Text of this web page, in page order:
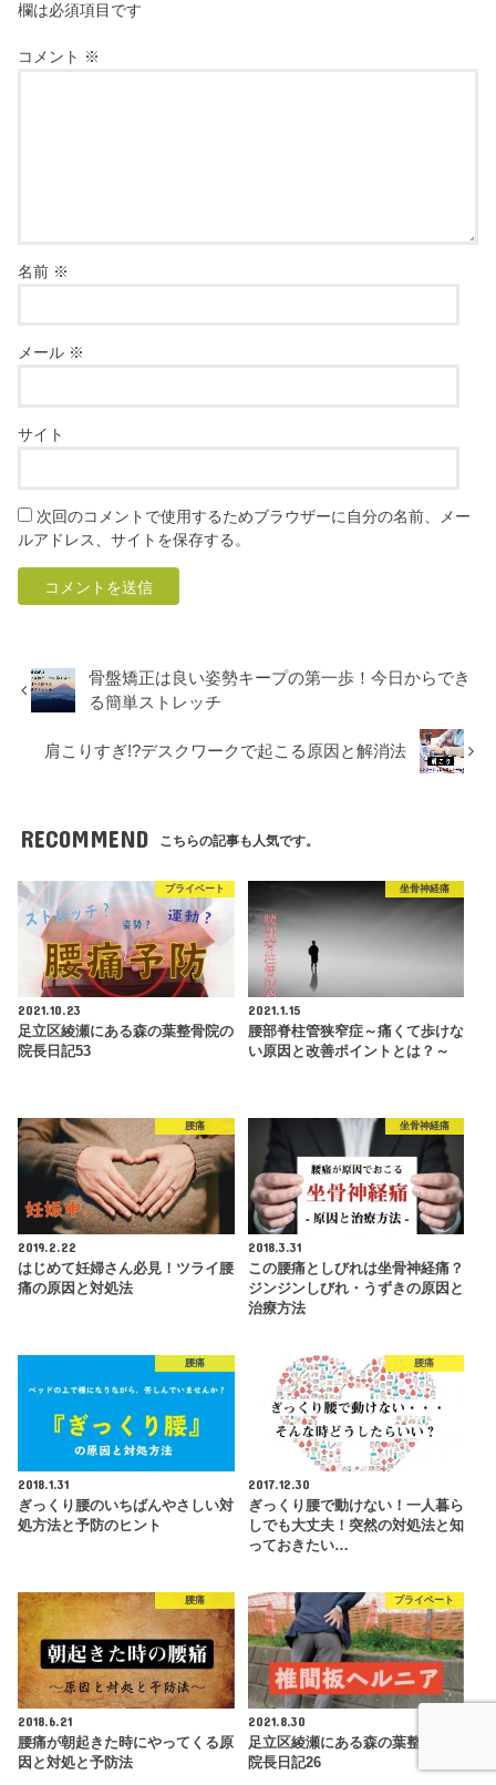
欄は必須項目です
コメント ※
名前 ※
メール ※
サイト
次回のコメントで使用するためブラウザーに自分の名前、メー
ルアドレス、サイトを保存する。
骨盤矯正は良い姿勢キープの第一歩！今日からでき
る簡単ストレッチ
肩こりすぎ!?デスクワークで起こる原因と解消法
RECOMMEND こちらの記事も人気です。
プライベート
2021.10.23
足立区綾瀬にある森の葉整骨院の
院長日記53
坐骨神経痛
2021.1.15
腰部脊柱管狭窄症～痛くて歩けな
い原因と改善ポイントとは？～
腰痛
2019.2.22
はじめて妊婦さん必見！ツライ腰
痛の原因と対処法
坐骨神経痛
2018.3.31
この腰痛としびれは坐骨神経痛？
ジンジンしびれ・うずきの原因と
治療方法
腰痛
2018.1.31
ぎっくり腰のいちばんやさしい対
処方法と予防のヒント
腰痛
2017.12.30
ぎっくり腰で動けない！一人暮ら
しでも大丈夫！突然の対処法と知
っておきたい…
腰痛
2018.6.21
腰痛が朝起きた時にやってくる原
因と対処と予防法
プライベート
2021.8.30
足立区綾瀬にある森の葉整骨院の
院長日記26